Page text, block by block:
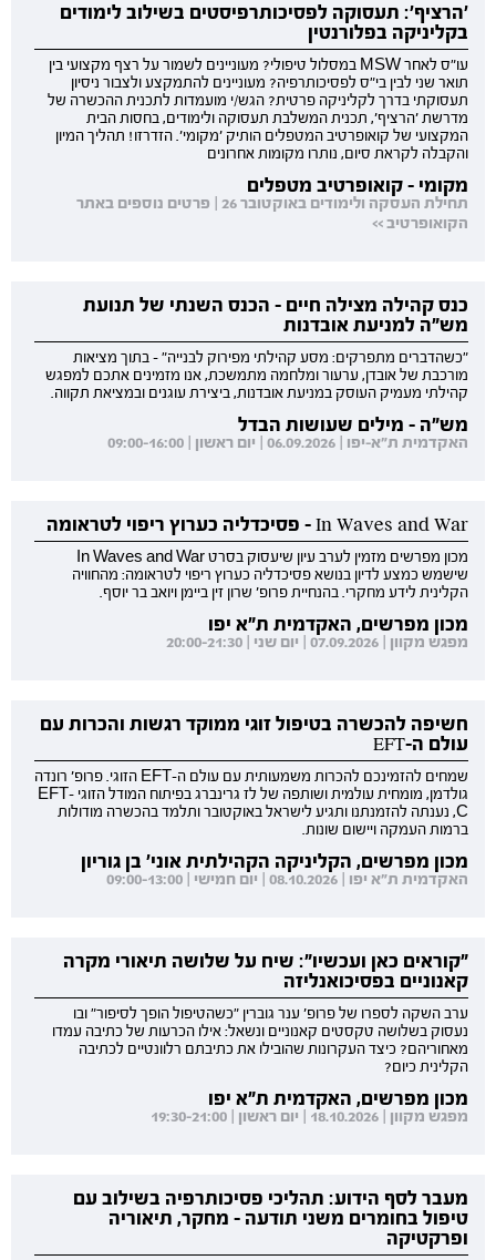
'הרציף': תעסוקה לפסיכותרפיסטים בשילוב לימודים
בקליניקה בפלורנטין
עו"ס לאחר MSW במסלול טיפולי? מעוניינים לשמור על רצף מקצועי בין
תואר שני לבין בי"ס לפסיכותרפיה? מעוניינים להתמקצע ולצבור ניסיון
תעסוקתי בדרך לקליניקה פרטית? הגש/י מועמדות לתכנית ההכשרה של
מדרשת 'הרציף', תכנית המשלבת תעסוקה ולימודים, בחסות הבית
המקצועי של קואופרטיב המטפלים הותיק 'מקומי'. הזדרזו! תהליך המיון
והקבלה לקראת סיום, נותרו מקומות אחרונים
מקומי - קואופרטיב מטפלים
תחילת העסקה ולימודים באוקטובר 26 | פרטים נוספים באתר
הקואופרטיב >>
כנס קהילה מצילה חיים - הכנס השנתי של תנועת
מש"ה למניעת אובדנות
"כשהדברים מתפרקים: מסע קהילתי מפירוק לבנייה" - בתוך מציאות
מורכבת של אובדן, ערעור ומלחמה מתמשכת, אנו מזמינים אתכם למפגש
קהילתי מעמיק העוסק במניעת אובדנות, ביצירת עוגנים ובמציאת תקווה.
מש"ה - מילים שעושות הבדל
האקדמית ת"א-יפו | 06.09.2026 | יום ראשון | 09:00-16:00
In Waves and War - פסיכדליה כערוץ ריפוי לטראומה
מכון מפרשים מזמין לערב עיון שיעסוק בסרט In Waves and War
שישמש כמצע לדיון בנושא פסיכדליה כערוץ ריפוי לטראומה: מהחוויה
הקלינית לידע מחקרי. בהנחיית פרופ' שרון זין ביימן ויואב בר יוסף.
מכון מפרשים, האקדמית ת"א יפו
מפגש מקוון | 07.09.2026 | יום שני | 20:00-21:30
חשיפה להכשרה בטיפול זוגי ממוקד רגשות והכרות עם
עולם ה-EFT
שמחים להזמינכם להכרות משמעותית עם עולם ה-EFT הזוגי. פרופ' רונדה
גולדמן, מומחית עולמית ושותפה של לז גרינברג בפיתוח המודל הזוגי EFT-
C, נענתה להזמנתנו ותגיע לישראל באוקטובר ותלמד בהכשרה מודולות
ברמות העמקה ויישום שונות.
מכון מפרשים, הקליניקה הקהילתית אוני' בן גוריון
האקדמית ת"א יפו | 08.10.2026 | יום חמישי | 09:00-13:00
"קוראים כאן ועכשיו": שיח על שלושה תיאורי מקרה
קאנוניים בפסיכואנליזה
ערב השקה לספרו של פרופ' ענר גוברין "כשהטיפול הופך לסיפור" ובו
נעסוק בשלושה טקסטים קאנוניים ונשאל: אילו הכרעות של כתיבה עמדו
מאחוריהם? כיצד העקרונות שהובילו את כתיבתם רלוונטיים לכתיבה
הקלינית כיום?
מכון מפרשים, האקדמית ת"א יפו
מפגש מקוון | 18.10.2026 | יום ראשון | 19:30-21:00
מעבר לסף הידוע: תהליכי פסיכותרפיה בשילוב עם
טיפול בחומרים משני תודעה - מחקר, תיאוריה
ופרקטיקה